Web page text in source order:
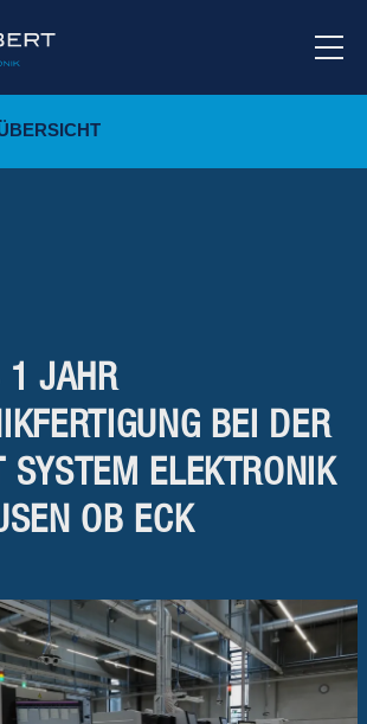
1 JAHR
BEI DER
SYSTEM ELEKTRONIK
OB ECK